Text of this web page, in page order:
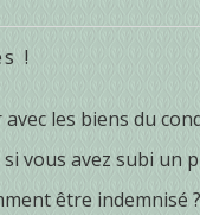
!
les biens du
vous avez subi un
être indemnisé ?